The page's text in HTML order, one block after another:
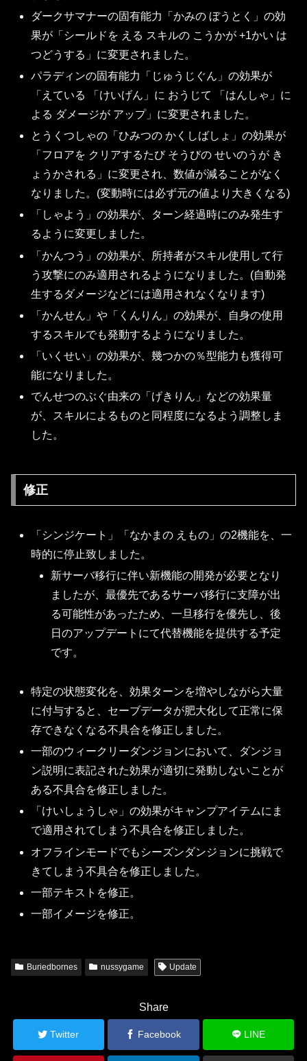
ダークサマナーの固有能力「かみの ぼうとく」の効
果が「シールドを える スキルの こうかが +1かい は
つどうする」に変更されました。
パラディンの固有能力「じゅうじぐん」の効果が
「えている 「けいげん」に おうじて 「はんしゃ」に
よる ダメージが アップ」に変更されました。
とうくつしゃの「ひみつの かくしばしょ」の効果が
「フロアを クリアするたび そうびの せいのうが き
ょうかされる」に変更され、数値が減ることがなく
なりました。(変動時には必ず元の値より大きくなる)
「しゃよう」の効果が、ターン経過時にのみ発生す
るように変更しました。
「かんつう」の効果が、所持者がスキル使用して行
う攻撃にのみ適用されるようになりました。(自動発
生するダメージなどには適用されなくなります)
「かんせん」や「くんりん」の効果が、自身の使用
するスキルでも発動するようになりました。
「いくせい」の効果が、幾つかの％型能力も獲得可
能になりました。
でんせつのぶぐ由来の「げきりん」などの効果量
が、スキルによるものと同程度になるよう調整しま
した。
修正
「シンジケート」「なかまの えもの」の2機能を、一
時的に停止致しました。
新サーバ移行に伴い新機能の開発が必要となり
ましたが、最優先であるサーバ移行に支障が出
る可能性があったため、一旦移行を優先し、後
日のアップデートにて代替機能を提供する予定
です。
特定の状態変化を、効果ターンを増やしながら大量
に付与すると、セーブデータが肥大化して正常に保
存できなくなる不具合を修正しました。
一部のウィークリーダンジョンにおいて、ダンジョ
ン説明に表記された効果が適切に発動しないことが
ある不具合を修正しました。
「けいしょうしゃ」の効果がキャンプアイテムにま
で適用されてしまう不具合を修正しました。
オフラインモードでもシーズンダンジョンに挑戦で
きてしまう不具合を修正しました。
一部テキストを修正。
一部イメージを修正。
Buriedbornes nussygame Update
Share
Twitter Facebook LINE